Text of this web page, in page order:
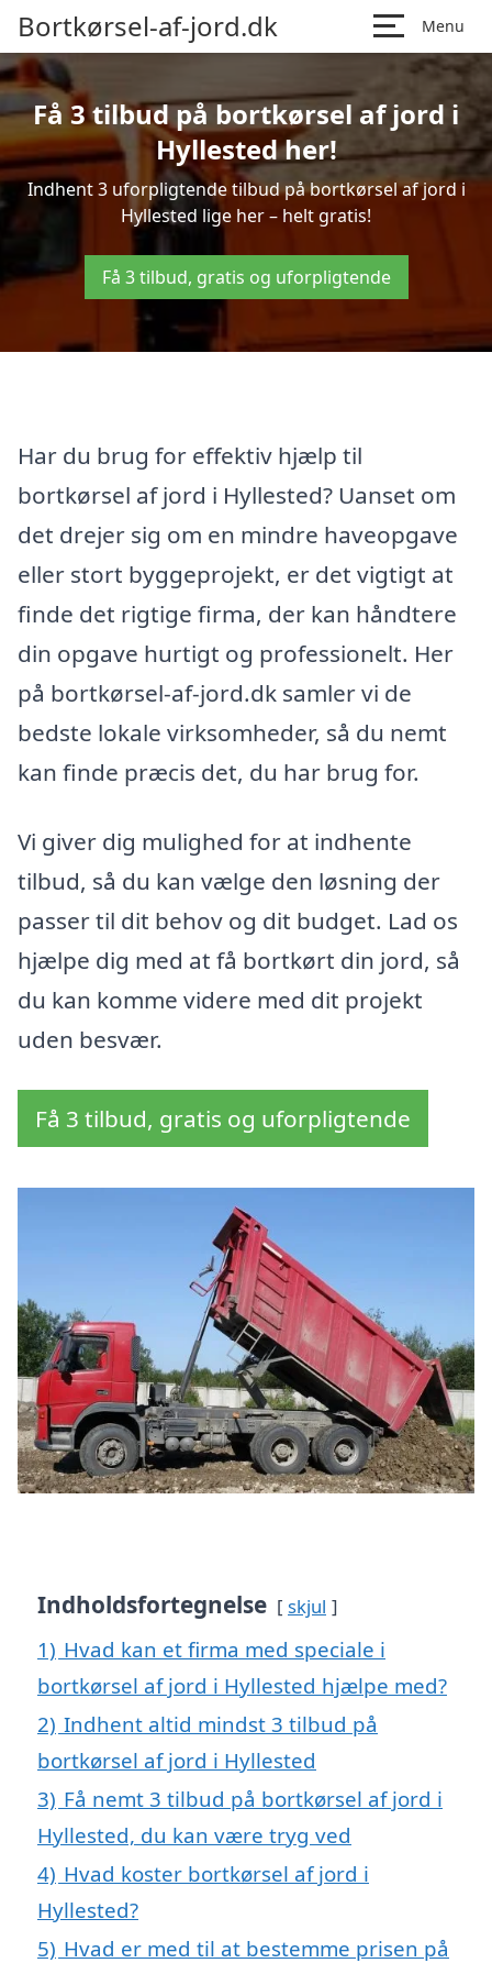
Bortkørsel-af-jord.dk Menu
Få 3 tilbud på bortkørsel af jord i
Hyllested her!
Indhent 3 uforpligtende tilbud på bortkørsel af jord i
Hyllested lige her – helt gratis!
Få 3 tilbud, gratis og uforpligtende
Har du brug for effektiv hjælp til
bortkørsel af jord i Hyllested? Uanset om
det drejer sig om en mindre haveopgave
eller stort byggeprojekt, er det vigtigt at
finde det rigtige firma, der kan håndtere
din opgave hurtigt og professionelt. Her
på bortkørsel-af-jord.dk samler vi de
bedste lokale virksomheder, så du nemt
kan finde præcis det, du har brug for.
Vi giver dig mulighed for at indhente
tilbud, så du kan vælge den løsning der
passer til dit behov og dit budget. Lad os
hjælpe dig med at få bortkørt din jord, så
du kan komme videre med dit projekt
uden besvær.
Få 3 tilbud, gratis og uforpligtende
Indholdsfortegnelse skjul
1) Hvad kan et firma med speciale i
bortkørsel af jord i Hyllested hjælpe med?
2) Indhent altid mindst 3 tilbud på
bortkørsel af jord i Hyllested
3) Få nemt 3 tilbud på bortkørsel af jord i
Hyllested, du kan være tryg ved
4) Hvad koster bortkørsel af jord i
Hyllested?
5) Hvad er med til at bestemme prisen på